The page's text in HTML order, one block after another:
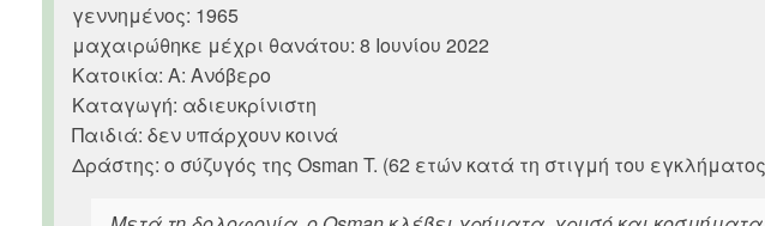
γεννημένος: 1965
μαχαιρώθηκε μέχρι θανάτου: 8 Ιουνίου 2022
Κατοικία: Α: Ανόβερο
Καταγωγή: αδιευκρίνιστη
Παιδιά: δεν υπάρχουν κοινά
Δράστης: ο σύζυγός της Osman T. (62 ετών κατά τη στιγμή του